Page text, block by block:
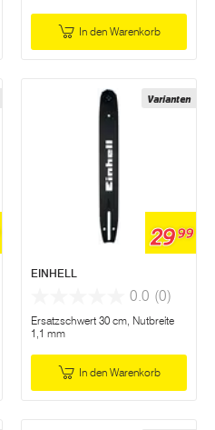
In den Warenkorb
Varianten
2999
EINHELL
0.0 (0)
Ersatzschwert 30 cm, Nutbreite
1,1 mm
In den Warenkorb